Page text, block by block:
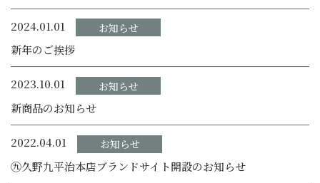
2024.01.01 お知らせ
新年のご挨拶
2023.10.01 お知らせ
新商品のお知らせ
2022.04.01 お知らせ
㊈久野九平治本店ブランドサイト開設のお知らせ